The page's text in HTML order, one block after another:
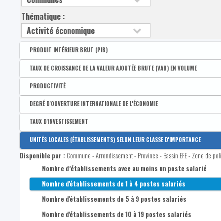
Thématique :
PRODUIT INTÉRIEUR BRUT (PIB)
Disponible par :Arrondissement - Province
Produit intérieur brut (PIB) par habitant - Wallonie = 100
Produit intérieur brut (PIB) par habitant - Belgique = 100
PIB par habitant à prix courant
TAUX DE CROISSANCE DE LA VALEUR AJOUTÉE BRUTE (VAB) EN VOLUME
Disponible par :Arrondissement - Province
Taux de croissance de la VAB en volume
PRODUCTIVITÉ
Disponible par :Arrondissement - Province
Productivité moyenne
DEGRÉ D'OUVERTURE INTERNATIONALE DE L'ÉCONOMIE
Disponible par :Arrondissement - Province
Degré d'ouverture international de l'économie
Montant des importations
Montant des exportations
TAUX D'INVESTISSEMENT
Disponible par :Arrondissement - Province
Taux d'investissement
UNITÉS LOCALES (ÉTABLISSEMENTS) SELON LEUR CLASSE D'IMPORTANCE
Disponible par : Commune - Arrondissement - Province - Bassin EFE - Zone de
Nombre d’établissements avec au moins un poste salarié
Nombre d'établissements de 1 à 4 postes salariés
Nombre d'établissements de 5 à 9 postes salariés
Nombre d'établissements de 10 à 19 postes salariés